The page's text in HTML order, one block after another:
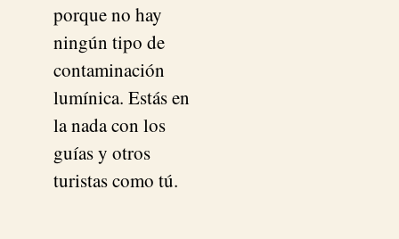
porque no hay
ningún tipo de
contaminación
lumínica. Estás en
la nada con los
guías y otros
turistas como tú.